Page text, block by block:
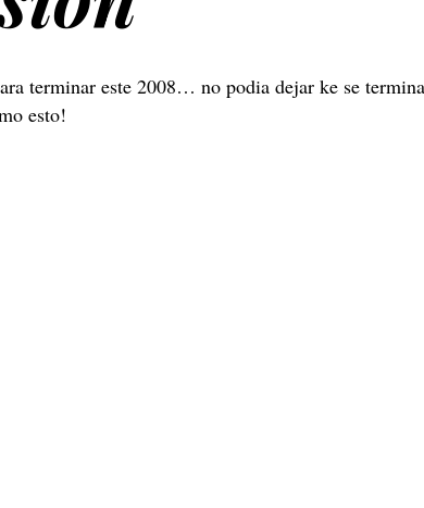
terminar este 2008… no podia dejar ke se
esto!